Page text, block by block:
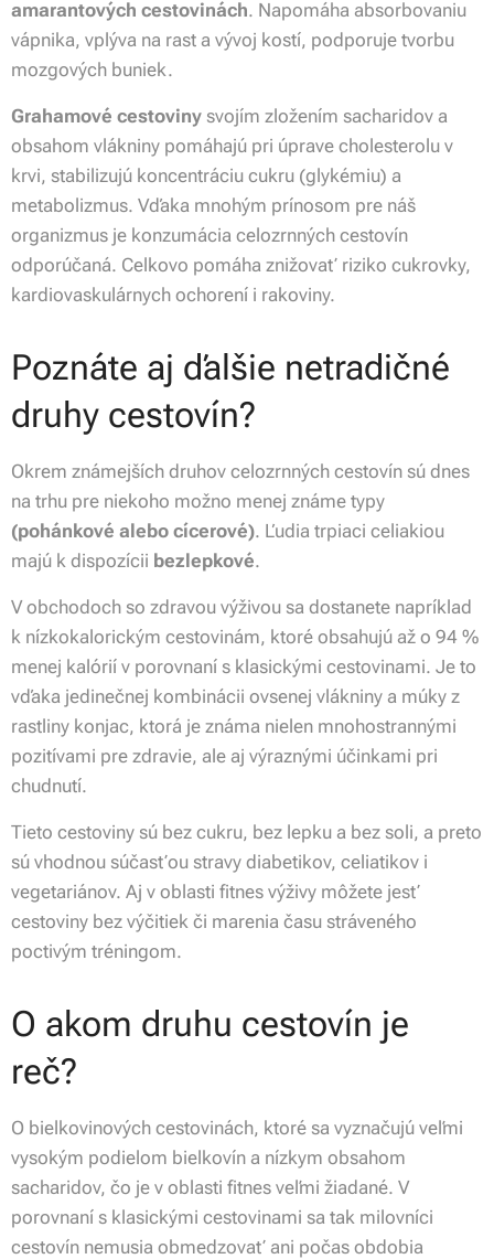
amarantových cestovinách. Napomáha absorbovaniu
vápnika, vplýva na rast a vývoj kostí, podporuje tvorbu
mozgových buniek.
Grahamové cestoviny svojím zložením sacharidov a
obsahom vlákniny pomáhajú pri úprave cholesterolu v
krvi, stabilizujú koncentráciu cukru (glykémiu) a
metabolizmus. Vďaka mnohým prínosom pre náš
organizmus je konzumácia celozrnných cestovín
odporúčaná. Celkovo pomáha znižovať riziko cukrovky,
kardiovaskulárnych ochorení i rakoviny.
Poznáte aj ďalšie netradičné
druhy cestovín?
Okrem známejších druhov celozrnných cestovín sú dnes
na trhu pre niekoho možno menej známe typy
(pohánkové alebo cícerové). Ľudia trpiaci celiakiou
majú k dispozícii bezlepkové.
V obchodoch so zdravou výživou sa dostanete napríklad
k nízkokalorickým cestovinám, ktoré obsahujú až o 94 %
menej kalórií v porovnaní s klasickými cestovinami. Je to
vďaka jedinečnej kombinácii ovsenej vlákniny a múky z
rastliny konjac, ktorá je známa nielen mnohostrannými
pozitívami pre zdravie, ale aj výraznými účinkami pri
chudnutí.
Tieto cestoviny sú bez cukru, bez lepku a bez soli, a preto
sú vhodnou súčasťou stravy diabetikov, celiatikov i
vegetariánov. Aj v oblasti fitnes výživy môžete jesť
cestoviny bez výčitiek či marenia času stráveného
poctivým tréningom.
O akom druhu cestovín je
reč?
O bielkovinových cestovinách, ktoré sa vyznačujú veľmi
vysokým podielom bielkovín a nízkym obsahom
sacharidov, čo je v oblasti fitnes veľmi žiadané. V
porovnaní s klasickými cestovinami sa tak milovníci
cestovín nemusia obmedzovať ani počas obdobia